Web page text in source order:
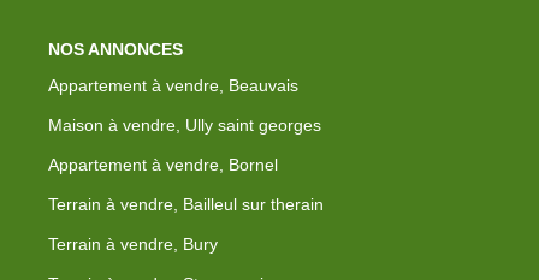
NOS ANNONCES
Appartement à vendre, Beauvais
Maison à vendre, Ully saint georges
Appartement à vendre, Bornel
Terrain à vendre, Bailleul sur therain
Terrain à vendre, Bury